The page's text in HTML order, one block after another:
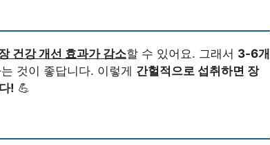
건강 개선 효과가 감소할 수 있어요. 그래서 3-6개
것이 좋답니다. 이렇게 간헐적으로 섭취하면 장
! 💪